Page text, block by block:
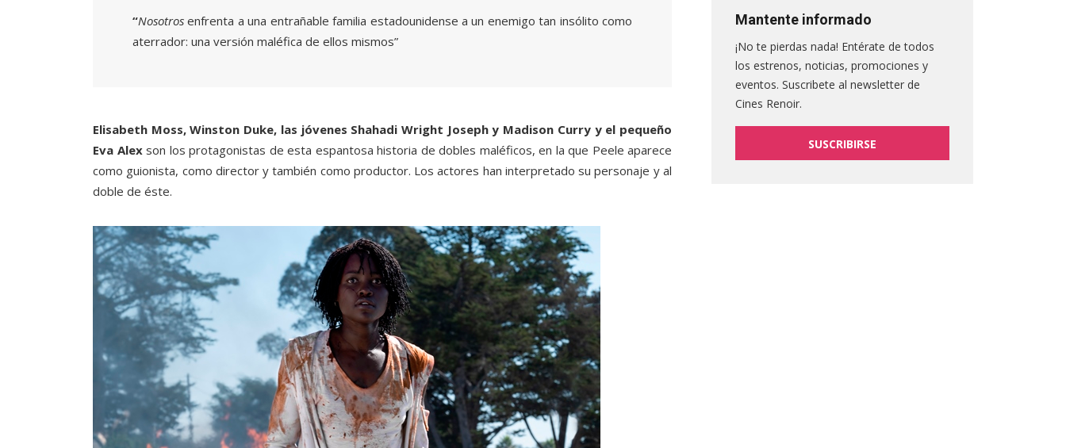
“Nosotrosenfrenta a una entrañable familia estadounidense a un enemigo tan insólito como
aterrador: una versión maléfica de ellos mismos”
Elisabeth Moss, Winston Duke, las jóvenes Shahadi Wright Joseph y Madison Curry y el pequeño
Eva Alexson los protagonistas de esta espantosa historia de dobles maléficos, en la que Peele aparece
como guionista, como director y también como productor. Los actores han interpretado su personaje y al
doble de éste.
Mantente informado
¡No te pierdas nada! Entérate de todos
los estrenos, noticias, promociones y
eventos. Suscribete al newsletter de
Cines Renoir.
SUSCRIBIRSE